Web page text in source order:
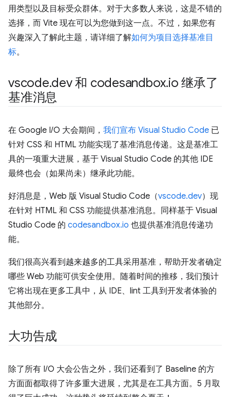
用类型以及目标受众群体。对于大多数人来说，这是不错的
选择，而 Vite 现在可以为您做到这一点。不过，如果您有
兴趣深入了解此主题，请详细了解如何为项目选择基准目
标。
vscode.dev 和 codesandbox.io 继承了
基准消息
在 Google I/O 大会期间， 我们宣布 Visual Studio Code 已
针对 CSS 和 HTML 功能实现了基准消息传递。这是基准工
具的一项重大进展，基于 Visual Studio Code 的其他 IDE
最终也会（如果尚未）继承此功能。
好消息是，Web 版 Visual Studio Code（vscode.dev）现
在针对 HTML 和 CSS 功能提供基准消息。同样基于 Visual
Studio Code 的 codesandbox.io 也提供基准消息传递功
能。
我们很高兴看到越来越多的工具采用基准，帮助开发者确定
哪些 Web 功能可供安全使用。随着时间的推移，我们预计
它将出现在更多工具中，从 IDE、lint 工具到开发者体验的
其他部分。
大功告成
除了所有 I/O 大会公告之外，我们还看到了 Baseline 的方
方面面都取得了许多重大进展，尤其是在工具方面。5 月取